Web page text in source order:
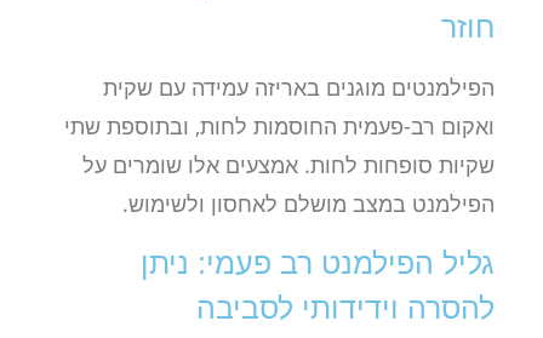
חוזר
הפילמנטים מוגנים באריזה עמידה עם שקית
ואקום רב-פעמית החוסמות לחות, ובתוספת שתי
שקיות סופחות לחות. אמצעים אלו שומרים על
הפילמנט במצב מושלם לאחסון ולשימוש.
גליל הפילמנט רב פעמי: ניתן
להסרה וידידותי לסביבה